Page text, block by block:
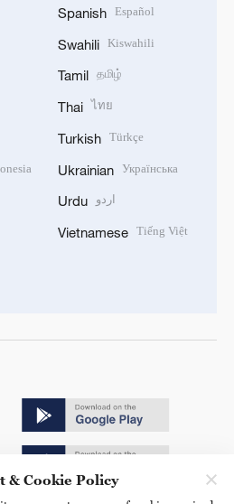
Spanish Español
Swahili Kiswahili
Tamil தமிழ்
Thai ไทย
Turkish Türkçe
Ukrainian Українська
Urdu اردو
Vietnamese Tiếng Việt
& Cookie Policy